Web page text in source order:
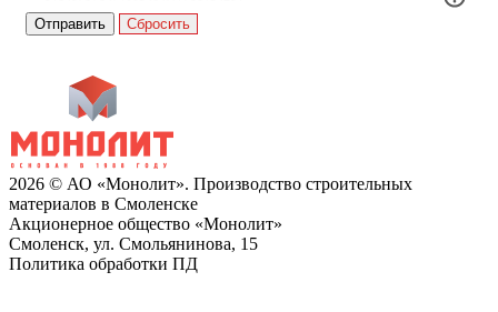
Сбросить
2026 © АО «Монолит». Производство строительных
материалов в Смоленске
Акционерное общество «Монолит»
Смоленск, ул. Смольянинова, 15
Политика обработки ПД